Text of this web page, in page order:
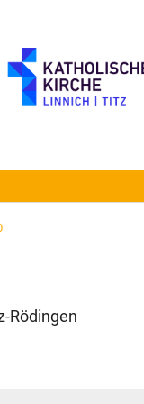
:
Rödingen